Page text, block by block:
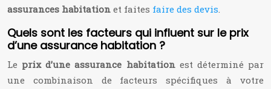
assurances habitation et faites faire des devis.
Quels sont les facteurs qui influent sur le prix
d’une assurance habitation ?
Le prix d’une assurance habitationest déterminé par
une combinaison de facteurs spécifiques à votre